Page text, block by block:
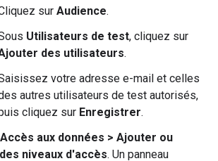
sur Audience.
Utilisateurs de test, cliquez sur
des utilisateurs.
votre adresse e-mail et celles
autres utilisateurs de test autorisés,
cliquez sur Enregistrer.
Accès aux données > Ajouter ou
niveaux d'accès. Un panneau